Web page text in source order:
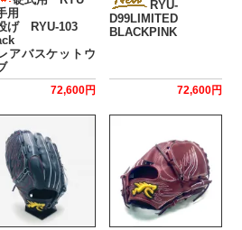
用
げ RYU-103
アバスケットウ
72,600円
RYU-
D99LIMITED
BLACKPINK
72,600円